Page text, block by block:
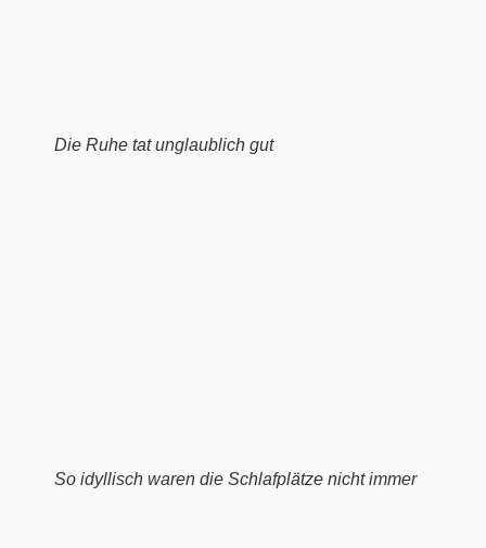
Die Ruhe tat unglaublich gut
So idyllisch waren die Schlafplätze nicht immer